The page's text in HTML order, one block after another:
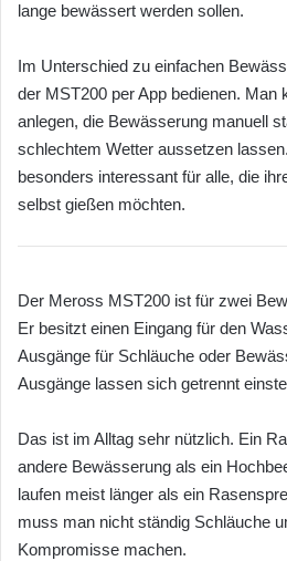
lange bewässert werden sollen.
Im Unterschied zu einfachen
der MST200 per App bedienen. Man
anlegen, die Bewässerung manuell
schlechtem Wetter aussetzen
besonders interessant für alle, die
selbst gießen möchten.
Der Meross MST200 ist für zwei
Er besitzt einen Eingang für den
Ausgänge für Schläuche oder
Ausgänge lassen sich getrennt
Das ist im Alltag sehr nützlich. Ein
andere Bewässerung als ein
laufen meist länger als ein
muss man nicht ständig Schläuche
Kompromisse machen.